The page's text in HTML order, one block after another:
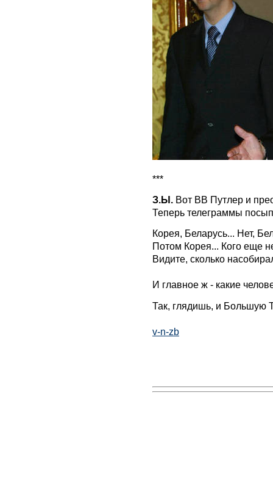
***
З.Ы. Вот ВВ Путлер и
Теперь телеграммы
Корея, Беларусь... Нет,
Потом Корея... Кого еще
Видите, сколько
И главное ж - какие
Так, глядишь, и Большую
v-n-zb